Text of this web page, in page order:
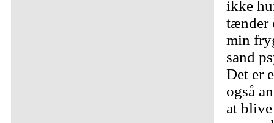
ikke
tænder
min
sand
Det er
også
at